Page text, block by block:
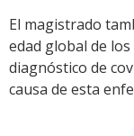
El magistrado
edad global de
diagnóstico de
causa de esta